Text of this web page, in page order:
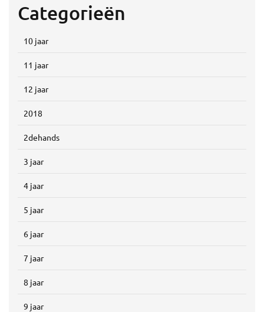
Categorieën
10 jaar
11 jaar
12 jaar
2018
2dehands
3 jaar
4 jaar
5 jaar
6 jaar
7 jaar
8 jaar
9 jaar